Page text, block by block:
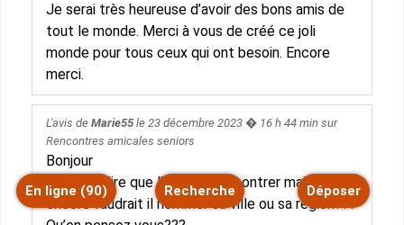
Je serai très heureuse d’avoir des bons amis de
tout le monde. Merci à vous de créé ce joli
monde pour tous ceux qui ont besoin. Encore
merci.
L'avis de Marie55le 23 décembre 2023� 16 h 44 min sur
Rencontres amicales seniors
Bonjour
C’est de dire que l’on veut rencontrer mais
encore faudrait il nommer sa ville ou sa région???
En ligne (90) Recherche Déposer